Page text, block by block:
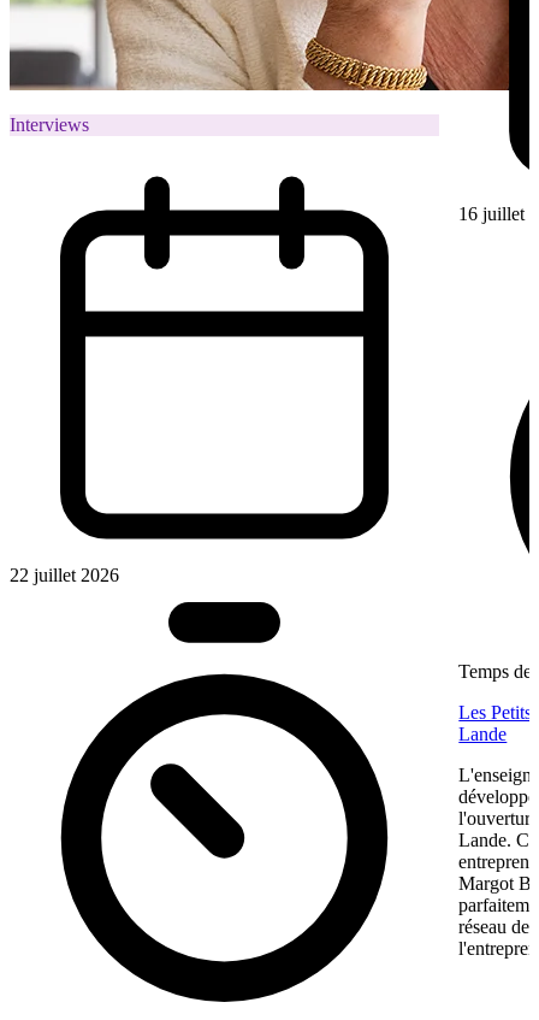
Interviews
22 juillet 2026
16 juillet
Temps de
Les Petits
Lande
Lande.
Margot
réseau de